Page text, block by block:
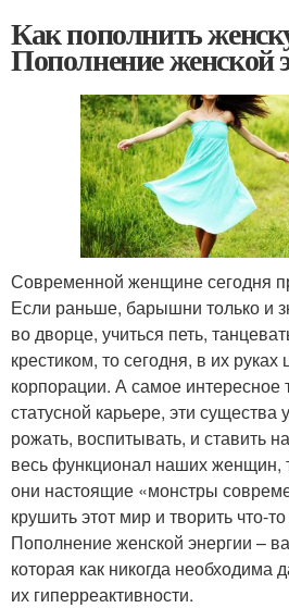
Как пополнить
Пополнение женской
Современной женщине сегодня
Если раньше, барышни только и
во дворце, учиться петь,
крестиком, то сегодня, в их
корпорации. А самое интересное
статусной карьере, эти
рожать, воспитывать, и ставить
весь функционал наших женщин,
они настоящие «монстры
крушить этот мир и творить что-
Пополнение женской энергии –
которая как никогда необходима
их гиперреактивности.